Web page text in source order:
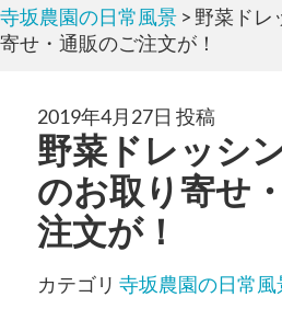
寺坂農園の日常風景 > 野菜ドレ
寄せ・通販のご注文が！
2019年4月27日 投稿
野菜ドレッシ
のお取り寄せ
注文が！
カテゴリ 寺坂農園の日常風